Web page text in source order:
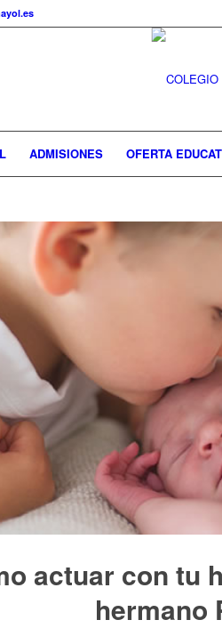
ADMISIONES OFERTA
actuar con tu
hermano